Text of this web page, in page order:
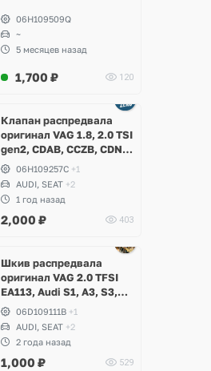
06H109509Q
~
5 месяцев назад
1,700 ₽ 120
Клапан распредвала
оригинал VAG 1.8, 2.0 TSI
gen2, CDAB, CCZB, CDNC,
CDHB, Audi A3, A4 B8, A5,
A6 C7, Q3, Q5, Skoda
Octavia A5 RS, Superb,
Yeti, Volkswagen Passat
B6, B7, CC, Tiguan,
06H109257C +1
AUDI, SEAT +2
1 год назад
2,000 ₽ 403
Шкив распредвала
оригинал VAG 2.0 TFSI
EA113, Audi S1, A3, S3,
A4 B6, B7, A6 C6, TT, TTS,
Volkswagen Golf 5 GTI, 6
R, Scirocco, Eos, Jetta,
Passat B6, Skoda Octavia
A5 RS, Seat Leon Cupra
06D109111B +1
AUDI, SEAT +2
2 года назад
1,000 ₽ 529